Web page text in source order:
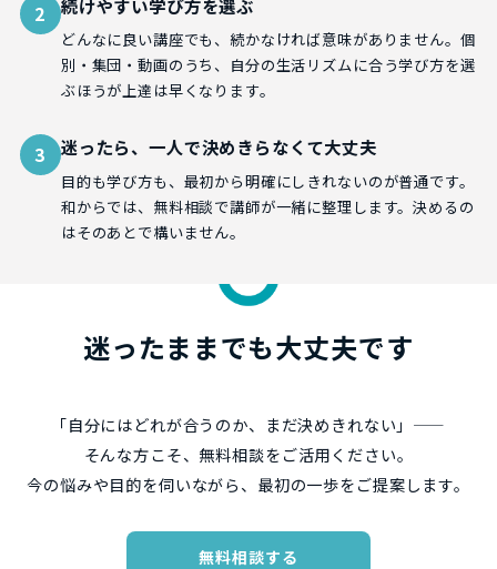
2 続けやすい学び方を選ぶ
どんなに良い講座でも、続かなければ意味がありません。個
別・集団・動画のうち、自分の生活リズムに合う学び方を選
ぶほうが上達は早くなります。
3 迷ったら、一人で決めきらなくて大丈夫
目的も学び方も、最初から明確にしきれないのが普通です。
和からでは、無料相談で講師が一緒に整理します。決めるの
はそのあとで構いません。
迷ったままでも大丈夫です
「自分にはどれが合うのか、まだ決めきれない」——
そんな方こそ、無料相談をご活用ください。
今の悩みや目的を伺いながら、最初の一歩をご提案します。
無料相談する